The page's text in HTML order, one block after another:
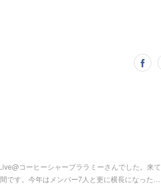
コーヒーシャープララミーさんでした。来て
です。今年はメンバー7人と更に横長になった…